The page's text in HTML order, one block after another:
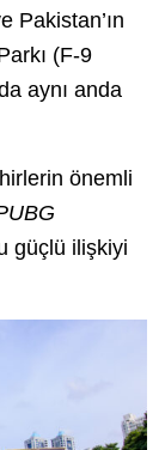
Pakistan’ın
(F-9
aynı anda
önemli
güçlü ilişkiyi